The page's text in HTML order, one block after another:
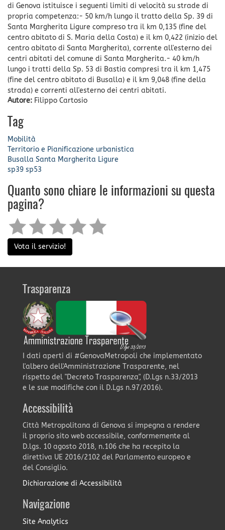
di Genova istituisce i seguenti limiti di velocità su strade di
propria competenza:- 50 km/h lungo il tratto della Sp. 39 di
Santa Margherita Ligure compreso tra il km 0,135 (fine del
centro abitato di S. Maria della Costa) e il km 0,422 (inizio del
centro abitato di Santa Margherita), corrente all'esterno dei
centri abitati del comune di Santa Margherita.- 40 km/h
lungo i tratti della Sp. 53 di Bastia compresi tra il km 1,475
(fine del centro abitato di Busalla) e il km 9,048 (fine della
strada) e correnti all'esterno dei centri abitati.
Autore: Filippo Cartosio
Tag
Mobilità
Territorio e Pianificazione urbanistica
Busalla Santa Margherita Ligure
sp39 sp53
Quanto sono chiare le informazioni su questa
pagina?
Vota il servizio!
Trasparenza
I dati aperti di #GenovaMetropoli che implementato
l'albero dell'Amministrazione Trasparente, nel
rispetto del "Decreto Trasparenza", (D.Lgs n.33/2013
e le sue modifiche con il D.Lgs n.97/2016).
Accessibilità
Città Metropolitana di Genova si impegna a rendere
il proprio sito web accessibile, conformemente al
D.lgs. 10 agosto 2018, n.106 che ha recepito la
direttiva UE 2016/2102 del Parlamento europeo e
del Consiglio.
Dichiarazione di Accessibilità
Navigazione
Site Analytics